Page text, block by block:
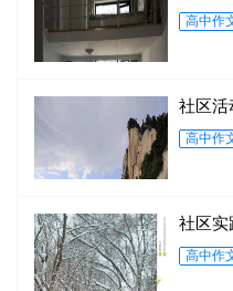
高中作
社区活
高中作
社区实
高中作